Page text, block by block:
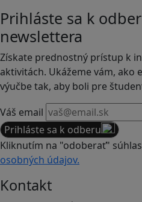
Prihláste sa k
newslettera
Získate prednostný prístup k
aktivitách. Ukážeme vám, ako
výučbe tak, aby boli pre
Váš email
Prihláste sa k odberu
Kliknutím na "odoberať"
osobných údajov.
Kontakt